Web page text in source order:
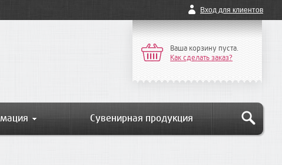
Вход для клиентов
Ваша корзину пуста.
Как сделать заказ?
Сувенирная продукция